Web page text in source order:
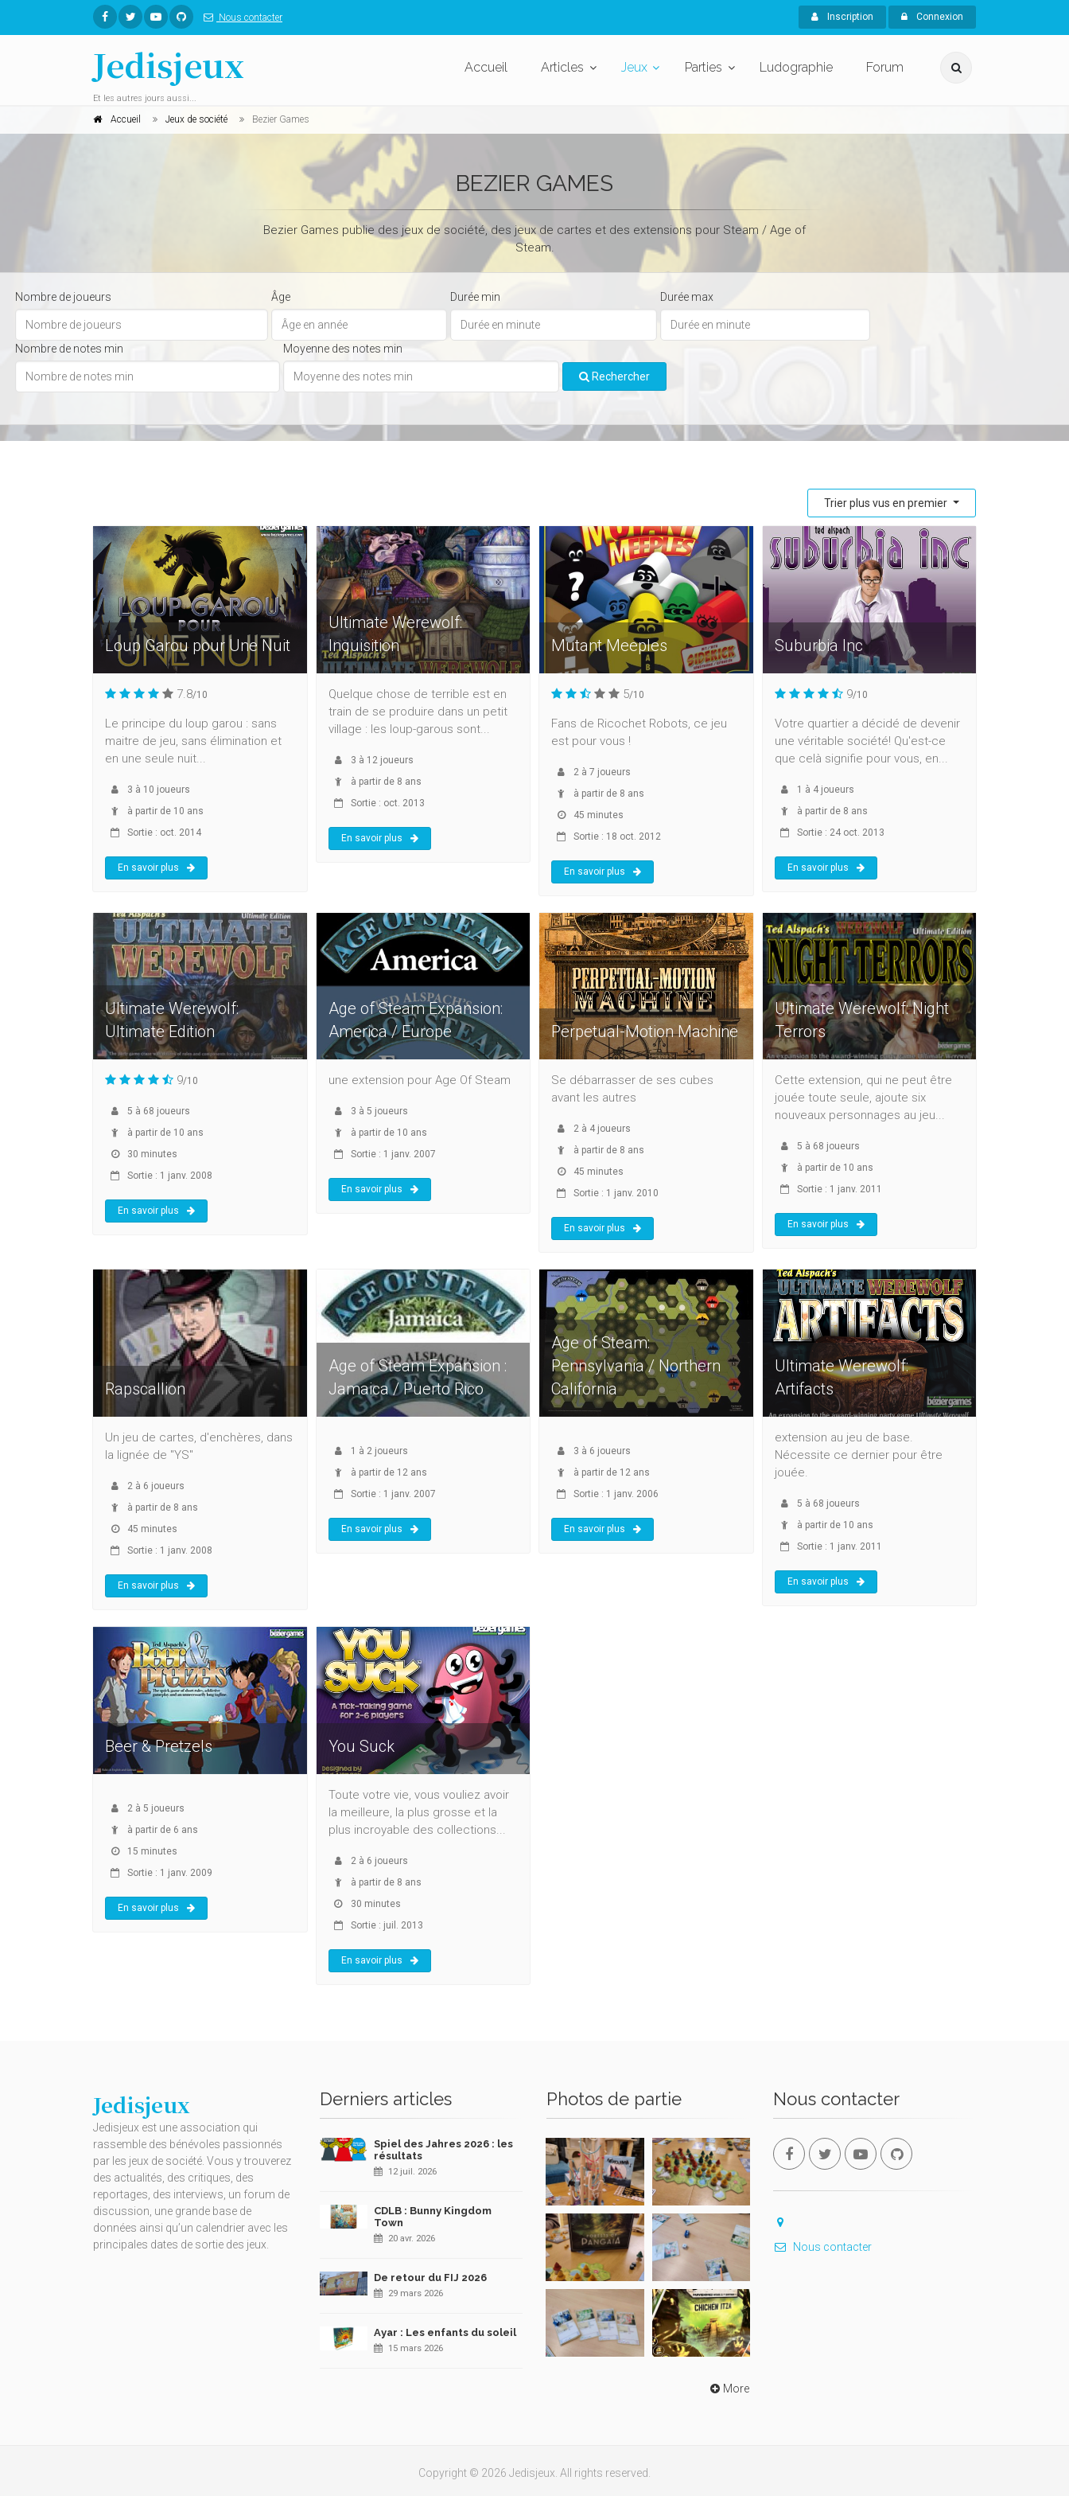
Nous contacter Inscription Connexion
Jedisjeux
Et les autres jours aussi...
Accueil Articles Jeux Parties Ludographie Forum
Accueil Jeux de société Bezier Games
BEZIER GAMES
Bezier Games publie des jeux de société, des jeux de cartes et des extensions pour Steam / Age of
Steam.
Nombre de joueurs Âge Durée min Durée max
Nombre de notes min Moyenne des notes min
Rechercher
Trier plus vus en premier
Loup Garou pour Une Nuit
7.8/10
Le principe du loup garou : sans
maitre de jeu, sans élimination et
en une seule nuit...
3 à 10 joueurs
à partir de 10 ans
Sortie : oct. 2014
En savoir plus
Ultimate Werewolf:
Inquisition
Quelque chose de terrible est en
train de se produire dans un petit
village : les loup-garous sont...
3 à 12 joueurs
à partir de 8 ans
Sortie : oct. 2013
En savoir plus
Mutant Meeples
5/10
Fans de Ricochet Robots, ce jeu
est pour vous !
2 à 7 joueurs
à partir de 8 ans
45 minutes
Sortie : 18 oct. 2012
En savoir plus
Suburbia Inc
9/10
Votre quartier a décidé de devenir
une véritable société! Qu'est-ce
que celà signifie pour vous, en...
1 à 4joueurs
à partir de 8 ans
Sortie : 24 oct. 2013
En savoir plus
Ultimate Werewolf:
Ultimate Edition
9/10
5 à 68 joueurs
à partir de 10 ans
30 minutes
Sortie : 1 janv. 2008
En savoir plus
Age of Steam Expansion:
America / Europe
une extension pour Age Of Steam
3 à 5 joueurs
à partir de 10 ans
Sortie : 1 janv. 2007
En savoir plus
Perpetual-Motion Machine
Se débarrasser de ses cubes
avant les autres
2 à 4 joueurs
à partir de 8 ans
45 minutes
Sortie : 1 janv. 2010
En savoir plus
Ultimate Werewolf: Night
Terrors
Cette extension, qui ne peut être
jouée toute seule, ajoute six
nouveaux personnages au jeu...
5 à 68 joueurs
à partir de 10 ans
Sortie : 1 janv. 2011
En savoir plus
Rapscallion
Un jeu de cartes, d'enchères, dans
la lignée de "YS"
2 à 6 joueurs
à partir de 8 ans
45 minutes
Sortie : 1 janv. 2008
En savoir plus
Age of Steam Expansion :
Jamaica / Puerto Rico
1 à 2joueurs
à partir de 12 ans
Sortie : 1 janv. 2007
En savoir plus
Age of Steam:
Pennsylvania / Northern
California
3 à 6 joueurs
à partir de 12 ans
Sortie : 1 janv. 2006
En savoir plus
Ultimate Werewolf:
Artifacts
extension au jeu de base.
Nécessite ce dernier pour être
jouée.
5 à 68 joueurs
à partir de 10 ans
Sortie : 1 janv. 2011
En savoir plus
Beer & Pretzels
2 à 5 joueurs
à partir de 6 ans
15 minutes
Sortie : 1 janv. 2009
En savoir plus
You Suck
Toute votre vie, vous vouliez avoir
la meilleure, la plus grosse et la
plus incroyable des collections...
2à 6 joueurs
à partir de 8 ans
30 minutes
Sortie : juil. 2013
En savoir plus
Jedisjeux
Jedisjeux est une association qui
rassemble des bénévoles passionnés
par les jeux de société. Vous y trouverez
des actualités, des critiques, des
reportages, des interviews, un forum de
discussion, une grande base de
données ainsi qu’un calendrier avec les
principales dates de sortie des jeux.
Derniers articles
Spiel des Jahres 2026 : les
résultats
12 juil. 2026
CDLB : Bunny Kingdom
Town
20 avr. 2026
De retour du FIJ 2026
29 mars 2026
Ayar : Les enfants du soleil
15 mars 2026
Photos de partie
More
Nous contacter
Nous contacter
Copyright © 2026 Jedisjeux. All rights reserved.